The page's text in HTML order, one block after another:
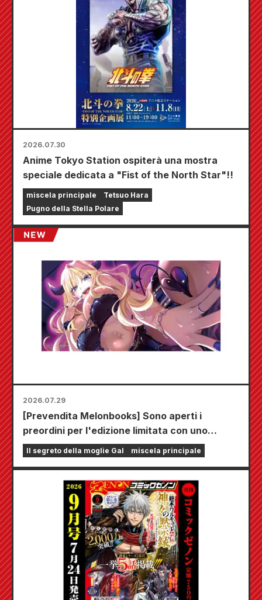
2026.07.30
Anime Tokyo Station ospiterà una mostra
speciale dedicata a "Fist of the North Star"!!
miscela principale
Tetsuo Hara
Pugno della Stella Polare
2026.07.29
[Prevendita Melonbooks] Sono aperti i
preordini per l'edizione limitata con uno
speciale tappetino da gioco che raffigura una
splendida illustrazione di Fuyuki Tojo
Secret of the Gal Bride" uscirà il 20 ottobre!
Il segreto della moglie Gal miscela principale